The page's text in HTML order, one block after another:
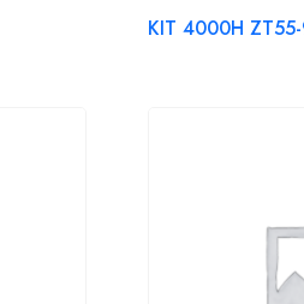
KIT 4000H